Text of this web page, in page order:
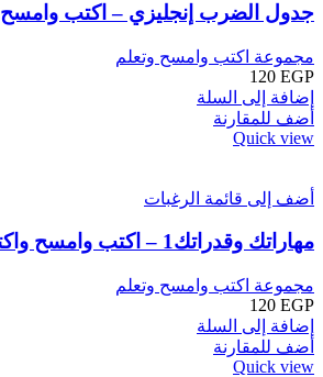
جدول الضرب إنجليزي – اكتب وامسح
مجموعة اكتب وامسح وتعلم
120 EGP
إضافة إلى السلة
أضف للمقارنة
Quick view
أضف إلى قائمة الرغبات
مهاراتك وقدراتك1 – اكتب وامسح واكتشف
مجموعة اكتب وامسح وتعلم
120 EGP
إضافة إلى السلة
أضف للمقارنة
Quick view